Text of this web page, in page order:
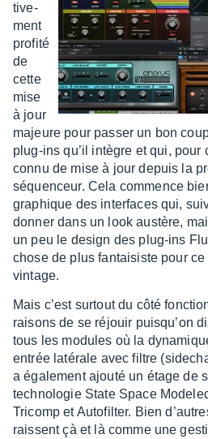
ti­ve­
ment
profité
de
cette
mise
à jour
majeure pour passer un bon
plug-ins qu’il intègre et qui, pour
connu de mise à jour depuis la
séquen­ceur. Cela commence
graphique des inter­faces qui,
donner dans un look austère,
un peu le design des plug-ins
chose de plus fantai­siste pour
vintage.
Mais c’est surtout du côté
raisons de se réjouir puisqu’on
tous les modules où la
entrée laté­rale avec filtre
a égale­ment ajouté un étage de
tech­no­lo­gie State Space
Tricomp et Auto­fil­ter. Bien
raissent çà et là comme une